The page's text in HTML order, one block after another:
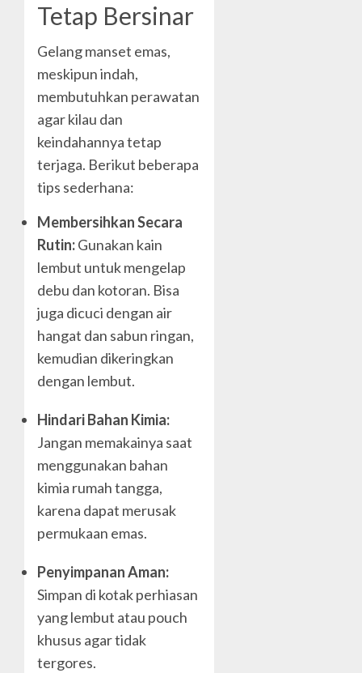
Tetap Bersinar
Gelang manset emas,
meskipun indah,
membutuhkan perawatan
agar kilau dan
keindahannya tetap
terjaga. Berikut beberapa
tips sederhana:
Membersihkan Secara
Rutin:Gunakan kain
lembut untuk mengelap
debu dan kotoran. Bisa
juga dicuci dengan air
hangat dan sabun ringan,
kemudian dikeringkan
dengan lembut.
Hindari Bahan Kimia:
Jangan memakainya saat
menggunakan bahan
kimia rumah tangga,
karena dapat merusak
permukaan emas.
Penyimpanan Aman:
Simpan di kotak perhiasan
yang lembut atau pouch
khusus agar tidak
tergores.